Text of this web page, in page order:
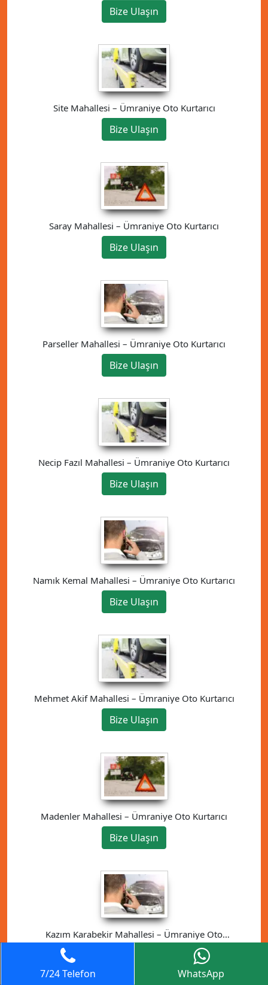
7/24 Telefon WhatsApp
Bize Ulaşın
Site Mahallesi – Ümraniye Oto Kurtarıcı
Bize Ulaşın
Saray Mahallesi – Ümraniye Oto Kurtarıcı
Bize Ulaşın
Parseller Mahallesi – Ümraniye Oto Kurtarıcı
Bize Ulaşın
Necip Fazıl Mahallesi – Ümraniye Oto Kurtarıcı
Bize Ulaşın
Namık Kemal Mahallesi – Ümraniye Oto Kurtarıcı
Bize Ulaşın
Mehmet Akif Mahallesi – Ümraniye Oto Kurtarıcı
Bize Ulaşın
Madenler Mahallesi – Ümraniye Oto Kurtarıcı
Bize Ulaşın
Kazım Karabekir Mahallesi – Ümraniye Oto
Kurtarıcı